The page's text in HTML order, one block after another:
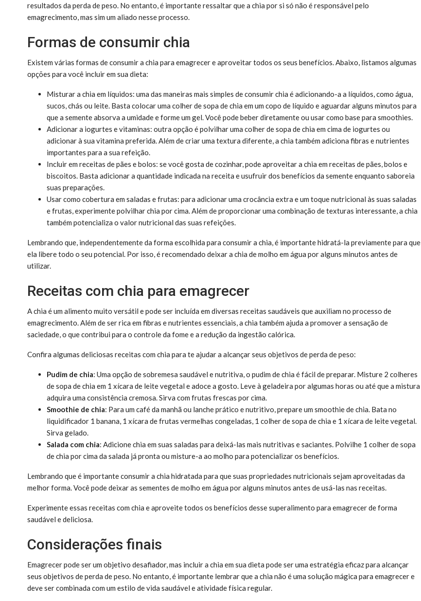
resultados da perda de peso. No entanto, é importante ressaltar que a chia por si só não é responsável pelo
emagrecimento, mas sim um aliado nesse processo.
Formas de consumir chia
Existem várias formas de consumir a chia para emagrecer e aproveitar todos os seus benefícios. Abaixo, listamos algumas
opções para você incluir em sua dieta:
Misturar a chia em líquidos: uma das maneiras mais simples de consumir chia é adicionando-a a líquidos, como água,
sucos, chás ou leite. Basta colocar uma colher de sopa de chia em um copo de líquido e aguardar alguns minutos para
que a semente absorva a umidade e forme um gel. Você pode beber diretamente ou usar como base para smoothies.
Adicionar a iogurtes e vitaminas: outra opção é polvilhar uma colher de sopa de chia em cima de iogurtes ou
adicionar à sua vitamina preferida. Além de criar uma textura diferente, a chia também adiciona fibras e nutrientes
importantes para a sua refeição.
Incluir em receitas de pães e bolos: se você gosta de cozinhar, pode aproveitar a chia em receitas de pães, bolos e
biscoitos. Basta adicionar a quantidade indicada na receita e usufruir dos benefícios da semente enquanto saboreia
suas preparações.
Usar como cobertura em saladas e frutas: para adicionar uma crocância extra e um toque nutricional às suas saladas
e frutas, experimente polvilhar chia por cima. Além de proporcionar uma combinação de texturas interessante, a chia
também potencializa o valor nutricional das suas refeições.
Lembrando que, independentemente da forma escolhida para consumir a chia, é importante hidratá-la previamente para que
ela libere todo o seu potencial. Por isso, é recomendado deixar a chia de molho em água por alguns minutos antes de
utilizar.
Receitas com chia para emagrecer
A chia é um alimento muito versátil e pode ser incluída em diversas receitas saudáveis que auxiliam no processo de
emagrecimento. Além de ser rica em fibras e nutrientes essenciais, a chia também ajuda a promover a sensação de
saciedade, o que contribui para o controle da fome e a redução da ingestão calórica.
Confira algumas deliciosas receitas com chia para te ajudar a alcançar seus objetivos de perda de peso:
Pudim de chia: Uma opção de sobremesa saudável e nutritiva, o pudim de chia é fácil de preparar. Misture 2 colheres
de sopa de chia em 1 xícara de leite vegetal e adoce a gosto. Leve à geladeira por algumas horas ou até que a mistura
adquira uma consistência cremosa. Sirva com frutas frescas por cima.
Smoothie de chia: Para um café da manhã ou lanche prático e nutritivo, prepare um smoothie de chia. Bata no
liquidificador 1 banana, 1 xícara de frutas vermelhas congeladas, 1 colher de sopa de chia e 1 xícara de leite vegetal.
Sirva gelado.
Salada com chia: Adicione chia em suas saladas para deixá-las mais nutritivas e saciantes. Polvilhe 1 colher de sopa
de chia por cima da salada já pronta ou misture-a ao molho para potencializar os benefícios.
Lembrando que é importante consumir a chia hidratada para que suas propriedades nutricionais sejam aproveitadas da
melhor forma. Você pode deixar as sementes de molho em água por alguns minutos antes de usá-las nas receitas.
Experimente essas receitas com chia e aproveite todos os benefícios desse superalimento para emagrecer de forma
saudável e deliciosa.
Considerações finais
Emagrecer pode ser um objetivo desafiador, mas incluir a chia em sua dieta pode ser uma estratégia eficaz para alcançar
seus objetivos de perda de peso. No entanto, é importante lembrar que a chia não é uma solução mágica para emagrecer e
deve ser combinada com um estilo de vida saudável e atividade física regular.